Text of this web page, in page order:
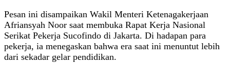
Pesan ini disampaikan Wakil Menteri Ketenagakerjaan
Afriansyah Noor saat membuka Rapat Kerja Nasional
Serikat Pekerja Sucofindo di Jakarta. Di hadapan para
pekerja, ia menegaskan bahwa era saat ini menuntut lebih
dari sekadar gelar pendidikan.